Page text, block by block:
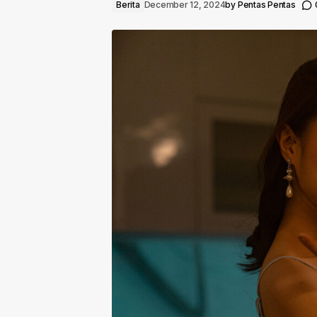
Berita December 12, 2024by Pentas Pentas